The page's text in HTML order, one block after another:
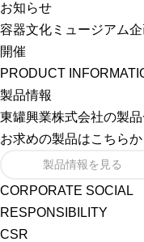
お知らせ
容器文化ミュージアム
開催
PRODUCT
製品情報
東罐興業株式会社の製品
お求めの製品はこちらか
製品情報を見る
CORPORATE SOCIAL
RESPONSIBILITY
CSR